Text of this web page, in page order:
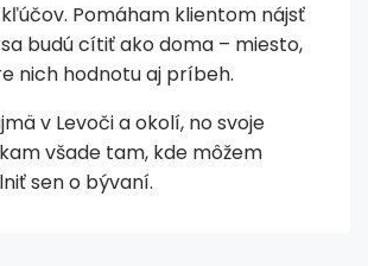
Pomáham klientom nájsť
budú cítiť ako doma – miesto,
nich hodnotu aj príbeh.
v Levoči a okolí, no svoje
všade tam, kde môžem
sen o bývaní.